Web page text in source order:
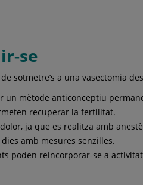
se
sotmetre’s a una vasectomia
un mètode anticonceptiu
recuperar la fertilitat.
ja que es realitza amb
amb mesures senzilles.
poden reincorporar-se a